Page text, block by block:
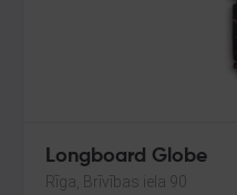
Longboard Globe
Rīga, Brīvības iela 90